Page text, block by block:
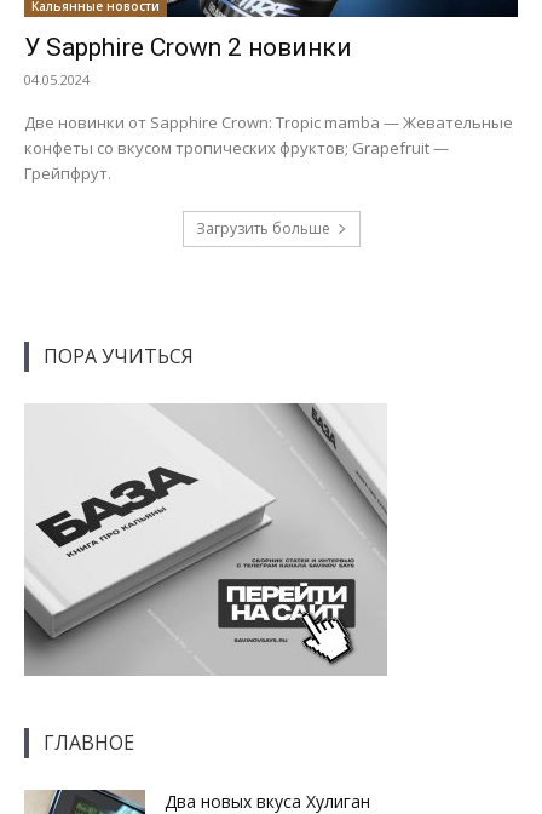
Кальянные новости
У Sapphire Crown 2 новинки
04.05.2024
Две новинки от Sapphire Crown: Tropic mamba — Жевательные
конфеты со вкусом тропических фруктов; Grapefruit —
Грейпфрут.
Загрузить больше
ПОРА УЧИТЬСЯ
ГЛАВНОЕ
Два новых вкуса Хулиган